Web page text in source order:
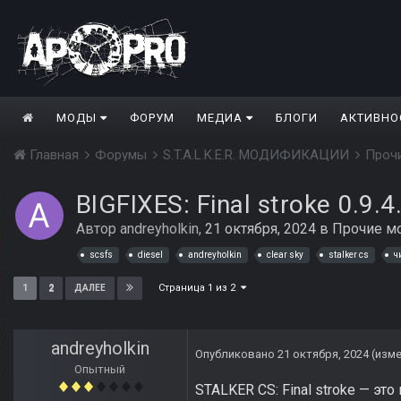
МОДЫ ФОРУМ МЕДИА БЛОГИ
Главная Форумы S.T.A.L.K.E.R. МОДИФИКАЦИИ
BIGFIXES: Final stroke
Автор andreyholkin, 21 октября, 2024 в Прочие
scsfs diesel andreyholkin clear sky stalker cs
1 2 ДАЛЕЕ Страница 1 из 2
andreyholkin
Опытный
Опубликовано 21 октября, 2024
STALKER CS: Final stroke —